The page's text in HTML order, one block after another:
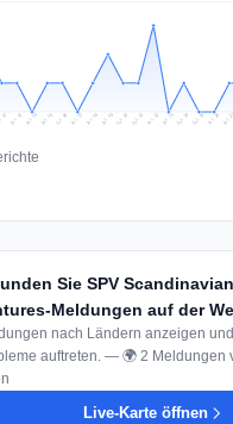
Jul 13 Jul 14 Jul 15 Jul 16 Jul 17 Jul 18 Jul 19 Jul 20 Jul 21 Jul 22 Jul 23 Jul 24 Jul 25 Jul 26 Jul 27
Sie SPV
Meldungen auf der
nach Ländern anzeigen
auftreten. — 🌍 2 Meldungen
Live-Karte öffnen